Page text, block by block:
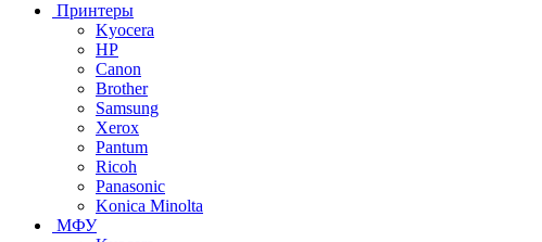
Принтеры
Kyocera
HP
Canon
Brother
Samsung
Xerox
Pantum
Ricoh
Panasonic
Konica Minolta
МФУ